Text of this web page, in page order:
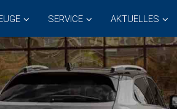
SERVICE AKTUELLES